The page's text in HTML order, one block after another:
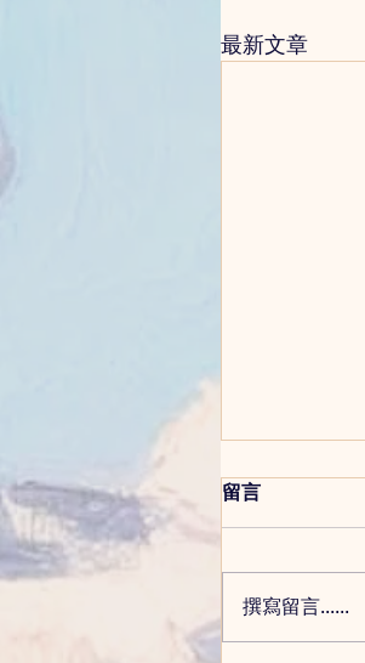
最新文章
介紹暫顧服
留言
撰寫留言......